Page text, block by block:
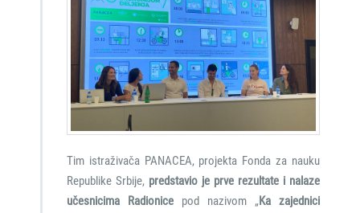
Tim istraživača PANACEA, projekta Fonda za nauku
Republike Srbije, predstavio je prve rezultate i nalaze
učesnicima Radionice pod nazivom „Ka zajednici